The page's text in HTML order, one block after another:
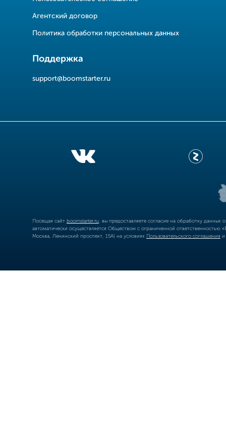
Агентский договор
Политика обработки персональных данных
Поддержка
support@boomstarter.ru
Посещая сайт boomstarter.ru , вы предоставляете согласие на обработку
автоматически осуществляется Обществом с ограниченной
Москва, Ленинский проспект, 15А) на условиях Пользовательского соглашения и